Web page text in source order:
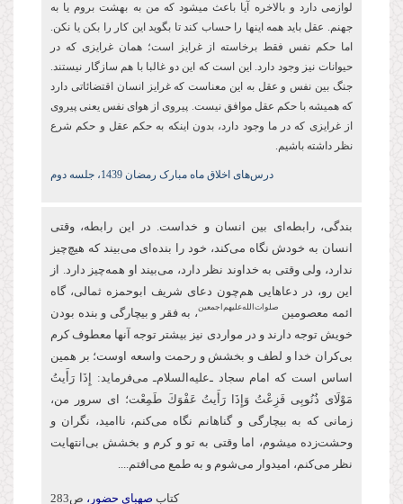
لوازمی دارد و بالاخره آیا باعث میشود که من به بهشت بروم یا به
جهنم. عقل باید همه اینها را حساب کند تا بگوید این کار را بکن یا نکن.
اما حکم نفس فقط برخاسته از غرایز است؛ همان غرایزی که در
حیوانات نیز وجود دارد. این است که این دو غالبا با هم سازگار نیستند.
جنگ بین نفس و عقل به این معناست که غرایز انسان اقتضائاتی دارد
که همیشه با حکم عقل موافق نیست. پیروی از هوای نفس یعنی پیروی
از غرایزی که در ما وجود دارد، بدون اینکه به حکم عقل و حکم شرع
نظر داشته باشیم.
درس‌های اخلاق ماه مبارک رمضان 1439، جلسه دوم
بندگی، رابطه‌ای بین انسان و خداست. در این رابطه، وقتی
انسان به خودش نگاه می‌کند، خود را بنده‌ای می‌بیند که هیچ‌چیز
ندارد، ولی وقتی به خداوند نظر دارد، می‌بیند او همه‌چیز دارد. از
این‌ رو، در دعاهایی هم‌چون دعای شریف ابو‌حمزه ثمالی، گاه
ائمه معصومین صلوات‌‌الله‌‌عليهم‌‌اجمعين ، به فقر و بیچارگی و بنده بودن
خویش توجه دارند و در مواردی نیز بیشتر توجه آنها معطوف كرم
بی‌کران خدا و لطف و بخشش و رحمت واسعه اوست؛ بر همین
اساس است كه امام سجاد ـ‌علیه‌السلام‌ـ می‌فرماید: إِذَا رَأَیتُ
مَوْلَای ذُنُوبِی فَزِعْتُ وَإِذَا رَأَیتُ عَفْوَكَ طَمِعْت؛ ای سرور من،
زمانی که به بیچارگی و گناهانم نگاه می‌کنم، ناامید، نگران و
وحشت‌زده می‏شوم، اما وقتی به تو و كرم و بخشش بی‌انتهایت
نظر می‌کنم، امیدوار ‏می‌شوم و به طمع می‌افتم....
کتاب صهبای حضور، ص283